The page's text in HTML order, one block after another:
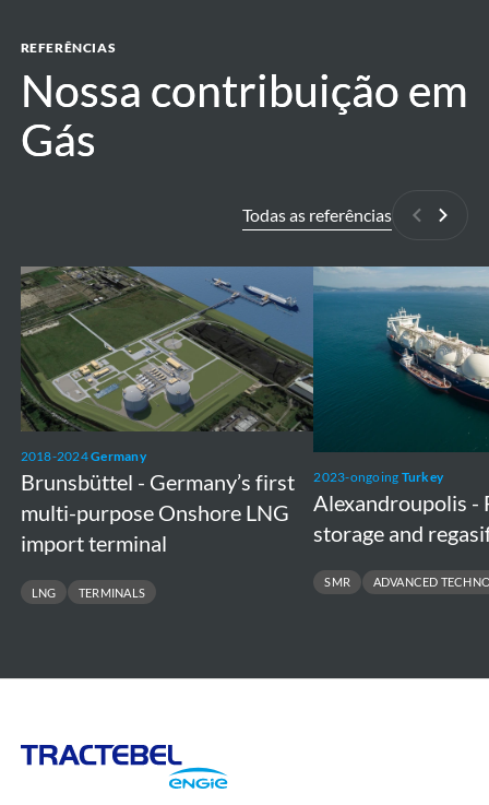
REFERÊNCIAS
Nossa contribuição em
Gás
Nossa contribuição em
Gás
Todas as referências
Anterior
2018-2024Germany
Brunsbüttel - Germany’s first
multi-purpose Onshore LNG
import terminal
LNG TERMINALS
Brunsbüttel
-
Germany’s
first
multi-
purpose
Onshore
LNG
import
terminal
2023-ongoing Turkey
Alexandroupolis -
storage and
SMR ADVANCED
Alexandroupolis
Floating
storage
and
regasification
Engie